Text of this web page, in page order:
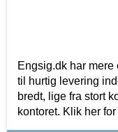
Engsig.dk har
til hurtig levering
bredt, lige fra stort
kontoret. Klik her